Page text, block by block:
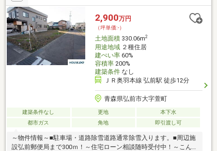
2,900万円
（坪単価:-）
土地面積330.06m2
用途地域２種住居
建ぺい率60%
容積率200%
建築条件なし
ＪＲ奥羽本線 弘前駅 徒歩12分
青森県弘前市大字萱町
建築条件なし 更地
本下水
都市ガス
角地 即引渡し可
～物件情報～■駐車場・道路除雪道路通常除雪入ります。■周辺施
設弘前郵便局まで300ｍ！～住宅ローン相談随時受付中！～こん